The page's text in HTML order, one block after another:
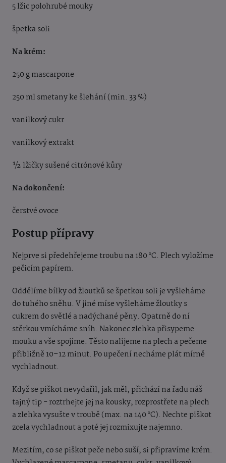
5 lžic polohrubé mouky
špetka soli
Na krém:
250 g mascarpone
250 ml smetany ke šlehání (min. 33 %)
vanilkový cukr
vanilkový extrakt
½ lžičky sušené citrónové kůry
Na dokončení:
čerstvé ovoce
Postup přípravy
Nejprve si předehřejeme troubu na 180 °C. Plech vyložíme
pečicím papírem.
Oddělíme bílky od žloutků se špetkou soli je vyšleháme
do tuhého sněhu. V jiné míse vyšleháme žloutky s
cukrem do světlé a nadýchané pěny. Opatrně do ní
stěrkou vmícháme sníh. Nakonec zlehka přisypeme
mouku a vše spojíme. Těsto nalijeme na plech a pečeme
přibližně 10–12 minut. Po upečení necháme plát mírně
vychladnout.
Když se piškot nevydařil, jak měl, přichází na řadu náš
tajný tip - roztrhejte jej na kousky, rozprostřete na plech
a zlehka vysušte v troubě (max. na 140 °C). Nechte piškot
zcela vychladnout a poté jej rozmixujte najemno.
Mezitím, co se piškot peče nebo suší, si připravíme krém.